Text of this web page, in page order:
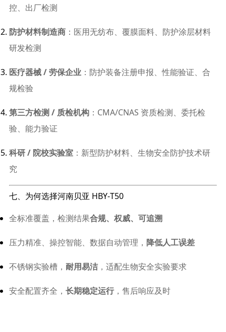
控、出厂检测
防护材料制造商 ：医用无纺布、覆膜面料、防护涂层材料
研发检测
医疗器械 / 劳保企业 ：防护装备注册申报、性能验证、合
规检验
第三方检测 / 质检机构 ：CMA/CNAS 资质检测、委托检
验、能力验证
科研 / 院校实验室 ：新型防护材料、生物安全防护技术研
究
七、为何选择河南贝亚 HBY‑T50
全标准覆盖，检测结果合规、权威、可追溯
压力精准、操控智能、数据自动管理， 降低人工误差
不锈钢实验槽， 耐用易洁 ，适配生物安全实验要求
安全配置齐全， 长期稳定运行，售后响应及时